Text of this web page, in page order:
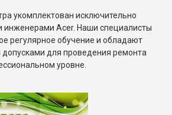
укомплектован исключительно
Acer. Наши специалисты
регулярное обучение и обладают
для проведения ремонта
уровне.